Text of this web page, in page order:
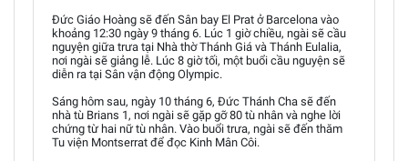
Đức Giáo Hoàng sẽ đến Sân bay El Prat ở Barcelona vào
khoảng 12:30 ngày 9 tháng 6. Lúc 1 giờ chiều, ngài sẽ cầu
nguyện giữa trưa tại Nhà thờ Thánh Giá và Thánh Eulalia,
nơi ngài sẽ giảng lễ. Lúc 8 giờ tối, một buổi cầu nguyện sẽ
diễn ra tại Sân vận động Olympic.
Sáng hôm sau, ngày 10 tháng 6, Đức Thánh Cha sẽ đến
nhà tù Brians 1, nơi ngài sẽ gặp gỡ 80 tù nhân và nghe lời
chứng từ hai nữ tù nhân. Vào buổi trưa, ngài sẽ đến thăm
Tu viện Montserrat để đọc Kinh Mân Côi.